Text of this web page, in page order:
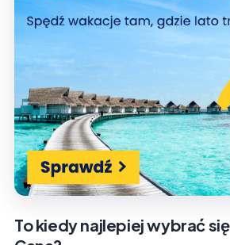
To kiedy najlepiej wybrać